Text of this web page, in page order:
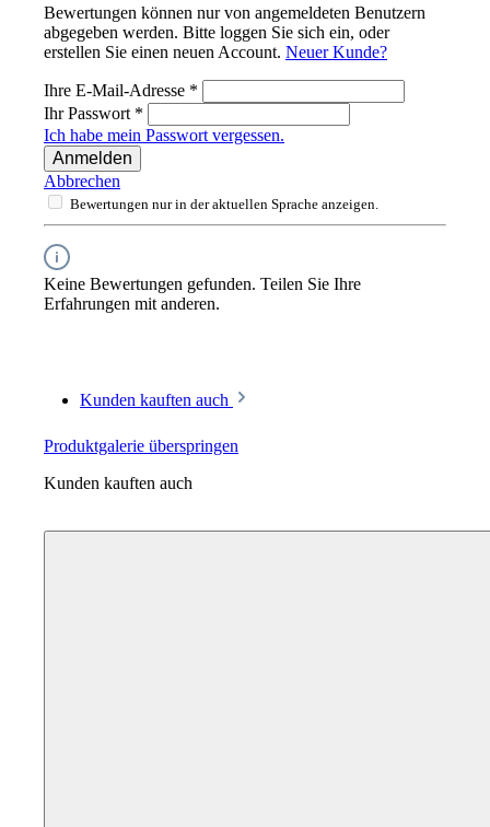
Bewertungen können nur von angemeldeten Benutzern
abgegeben werden. Bitte loggen Sie sich ein, oder
erstellen Sie einen neuen Account. Neuer Kunde?
Ihre E-Mail-Adresse *
Ihr Passwort *
Ich habe mein Passwort vergessen.
Anmelden
Abbrechen
Bewertungen nur in der aktuellen Sprache anzeigen.
Keine Bewertungen gefunden. Teilen Sie Ihre
Erfahrungen mit anderen.
Kunden kauften auch
Produktgalerie überspringen
Kunden kauften auch